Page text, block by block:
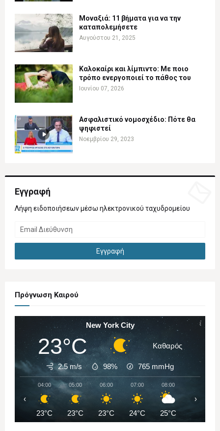
Μοναξιά: 11 βήματα για να την
καταπολεμήσετε
Αυγούστου 21, 2025
Καλοκαίρι και λίμπιντο: Με ποιο
τρόπο ενεργοποιεί το πάθος του
Ιουνίου 07, 2026
Ασφαλιστικό νομοσχέδιο: Πότε θα
ψηφιστεί
Νοεμβρίου 29, 2023
Εγγραφή
Λήψη ειδοποιήσεων μέσω ηλεκτρονικού ταχυδρομείου
Πρόγνωση Καιρού
New York City
23°C Καθαρός
2.5 m/s 98% 765 mmHg
04:00
23°C
05:00
23°C
06:00
23°C
07:00
24°C
08:00
25°C
‹ ›